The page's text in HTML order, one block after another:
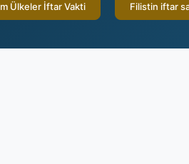
Ülkeler İftar Vakti Filistin iftar